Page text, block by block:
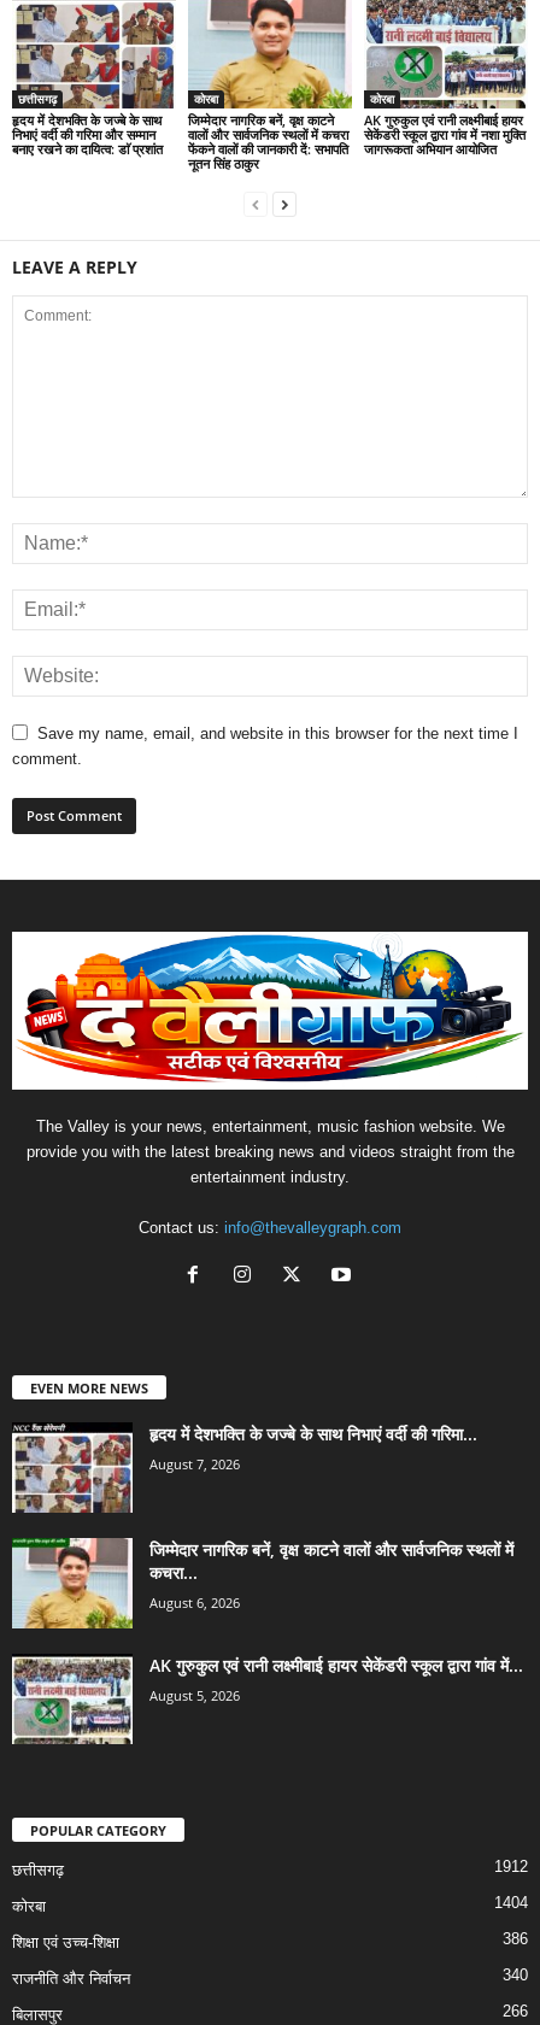
छत्तीसगढ़
हृदय में देशभक्ति के जज्बे के साथ
निभाएं वर्दी की गरिमा और सम्मान
बनाए रखने का दायित्व: डाॅ प्रशांत
कोरबा
जिम्मेदार नागरिक बनें, वृक्ष काटने
वालों और सार्वजनिक स्थलों में कचरा
फेंकने वालों की जानकारी दें: सभापति
नूतन सिंह ठाकुर
कोरबा
AK गुरुकुल एवं रानी लक्ष्मीबाई हायर
सेकेंडरी स्कूल द्वारा गांव में नशा मुक्ति
जागरूकता अभियान आयोजित
LEAVE A REPLY
Save my name, email, and website in this browser for the next time I
comment.
The Valley is your news, entertainment, music fashion website. We
provide you with the latest breaking news and videos straight from the
entertainment industry.
Contact us: info@thevalleygraph.com
EVEN MORE NEWS
हृदय में देशभक्ति के जज्बे के साथ निभाएं वर्दी की गरिमा...
August 7, 2026
जिम्मेदार नागरिक बनें, वृक्ष काटने वालों और सार्वजनिक स्थलों में
कचरा...
August 6, 2026
AK गुरुकुल एवं रानी लक्ष्मीबाई हायर सेकेंडरी स्कूल द्वारा गांव में...
August 5, 2026
POPULAR CATEGORY
छत्तीसगढ़ 1912
कोरबा 1404
शिक्षा एवं उच्च-शिक्षा 386
राजनीति और निर्वाचन 340
बिलासपुर 266